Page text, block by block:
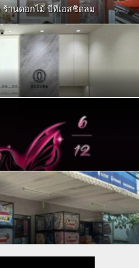
ร้านดอกไม้ บีทีเอสชิดลม